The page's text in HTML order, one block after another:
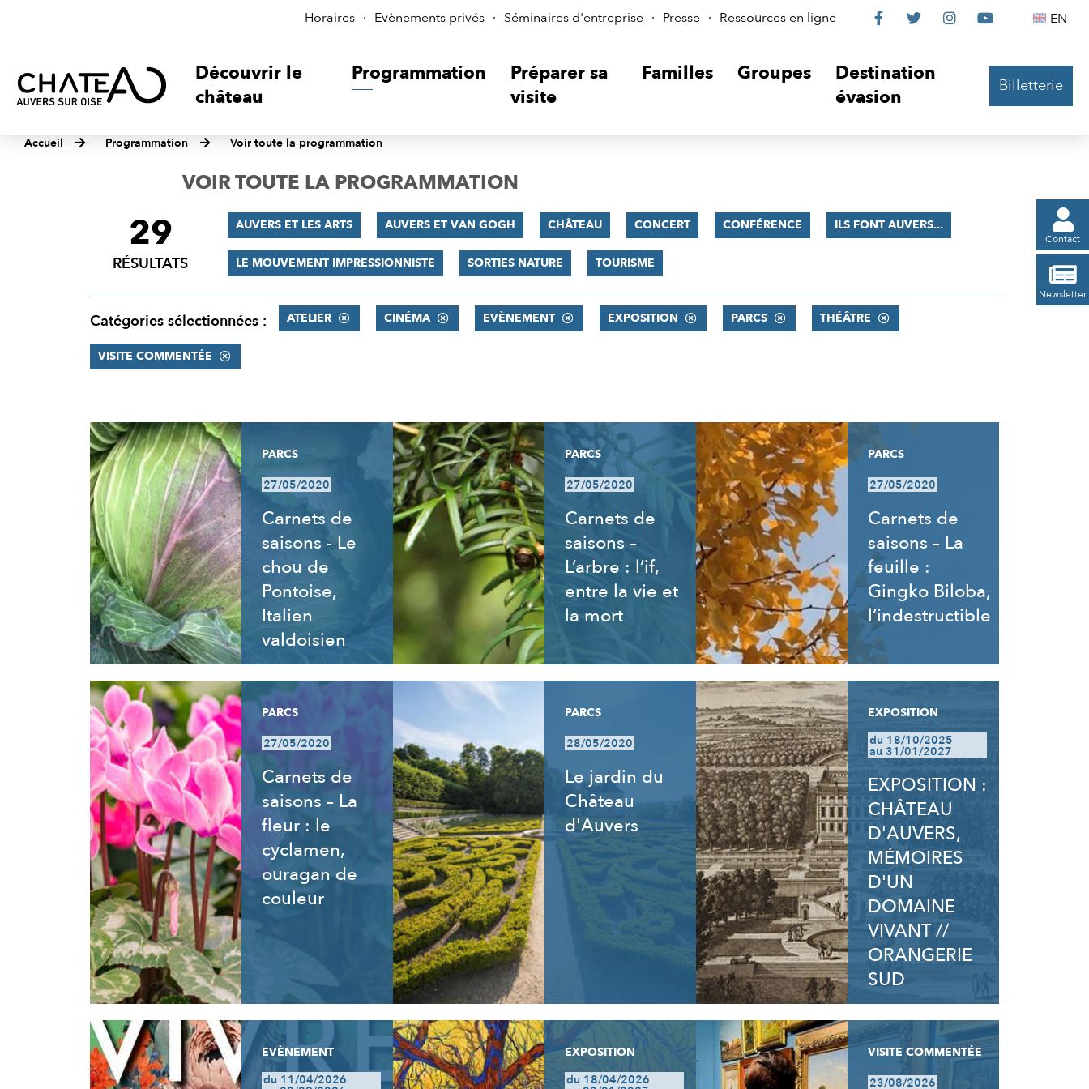
Horaires Evènements privés Séminaires d'entreprise Presse Ressources en ligne
Le
sur

Le

Le

Le
 EN
Découvrir le
château
Programmation
Préparer sa
visite
Familles Groupes
Destination
évasion
Billetterie
Accueil Programmation Voir toute la programmation

Contact

Newsletter
VOIR TOUTE LA PROGRAMMATION
FILTRER
RÉSULTATS
29
RÉSULTATS
AUVERS ET LES ARTS AUVERS ET VAN GOGH CHÂTEAU CONCERT CONFÉRENCE ILS FONT AUVERS...
LE MOUVEMENT IMPRESSIONNISTE SORTIES NATURE TOURISME
Catégories sélectionnées : ATELIER CINÉMA EVÈNEMENT EXPOSITION PARCS THÉÂTRE
VISITE COMMENTÉE
RÉSULTATS
PARCS
27/05/2020
Carnets de
saisons - Le
chou de
Pontoise,
Italien
valdoisien
PARCS
27/05/2020
Carnets de
saisons –
L’arbre : l’if,
entre la vie et
la mort
PARCS
27/05/2020
Carnets de
saisons – La
feuille :
Gingko Biloba,
l’indestructible
PARCS
27/05/2020
Carnets de
saisons – La
fleur : le
cyclamen,
ouragan de
couleur
PARCS
28/05/2020
Le jardin du
Château
d'Auvers
EXPOSITION
du 18/10/2025
au 31/01/2027
EXPOSITION :
CHÂTEAU
D'AUVERS,
MÉMOIRES
D'UN
DOMAINE
VIVANT //
ORANGERIE
SUD
EVÈNEMENT
du 11/04/2026
EXPOSITION
du 18/04/2026
VISITE COMMENTÉE
23/08/2026